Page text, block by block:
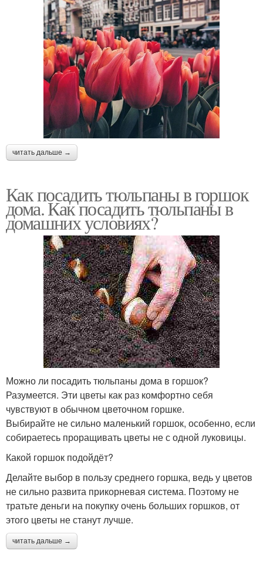
читать дальше →
Как посадить тюльпаны в горшок
дома. Как посадить тюльпаны в
домашних условиях?
Можно ли посадить тюльпаны дома в горшок?
Разумеется. Эти цветы как раз комфортно себя
чувствуют в обычном цветочном горшке.
Выбирайте не сильно маленький горшок, особенно, если
собираетесь проращивать цветы не с одной луковицы.
Какой горшок подойдёт?
Делайте выбор в пользу среднего горшка, ведь у цветов
не сильно развита прикорневая система. Поэтому не
тратьте деньги на покупку очень больших горшков, от
этого цветы не станут лучше.
читать дальше →